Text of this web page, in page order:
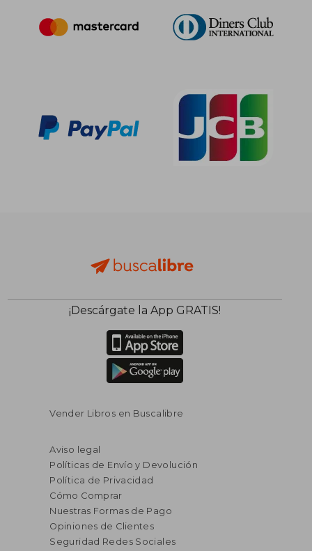
¡Descárgate la App GRATIS!
Vender Libros en Buscalibre
Aviso legal
Políticas de Envío y Devolución
Política de Privacidad
Cómo Comprar
Nuestras Formas de Pago
Opiniones de Clientes
Seguridad Redes Sociales